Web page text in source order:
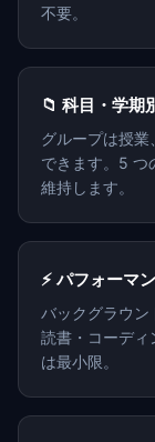
不要。
📁 科目・学期
グループは授
できます。5 つ
維持します。
⚡ パフォーマ
バックグラウン
読書・コーディ
は最小限。